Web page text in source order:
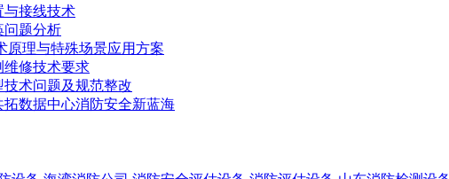
与接线技术
问题分析
原理与特殊场景应用方案
维修技术要求
术问题及规范整改
数据中心消防安全新蓝海